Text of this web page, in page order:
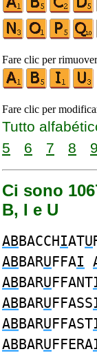
Fare clic per
Fare clic per
Tutto
5
6 7 8 9
Ci sono
B, I e U
ABBACCHIATU
ABBARUFFAI
ABBARUFFANT
ABBARUFFASS
ABBARUFFAST
ABBARUFFERA